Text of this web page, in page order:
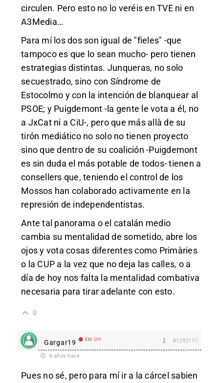
circulen. Pero esto no lo veréis en TVE ni en
A3Media…
Para mí los dos son igual de "fieles" -que
tampoco es que lo sean mucho- pero tienen
estrategias distintas. Junqueras, no solo
secuestrado, sino con Síndrome de
Estocolmo y con la intención de blanquear al
PSOE; y Puigdemont -la gente le vota a él, no
a JxCat ni a CiU-, pero que más allà de su
tirón mediático no solo no tienen proyecto
sino que dentro de su coalición -Puigdemont
es sin duda el más potable de todos- tienen a
consellers que, teniendo el control de los
Mossos han colaborado activamente en la
represión de independentistas.
Ante tal panorama o el catalán medio
cambia su mentalidad de sometido, abre los
ojos y vota cosas diferentes como Primàries
o la CUP a la vez que no deja las calles, o a
día de hoy nos falta la mentalidad combativa
necesaria para tirar adelante con esto.
0
Gargar19 EM Off #1292117
6 años hace
Pues no sé, pero para mí ir a la cárcel sabien